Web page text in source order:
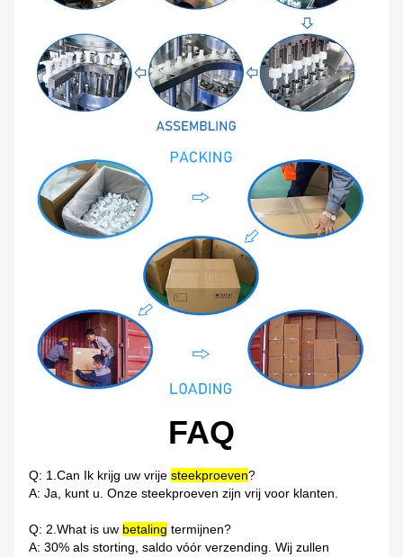
FAQ
Q: 1.Can Ik krijg uw vrije steekproeven?
A: Ja, kunt u. Onze steekproeven zijn vrij voor klanten.
Q: 2.What is uw betaling termijnen?
A: 30% als storting, saldo vóór verzending. Wij zullen